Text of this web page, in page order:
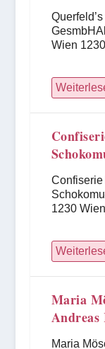
Wien
1230
Maria
Andreas
Maria